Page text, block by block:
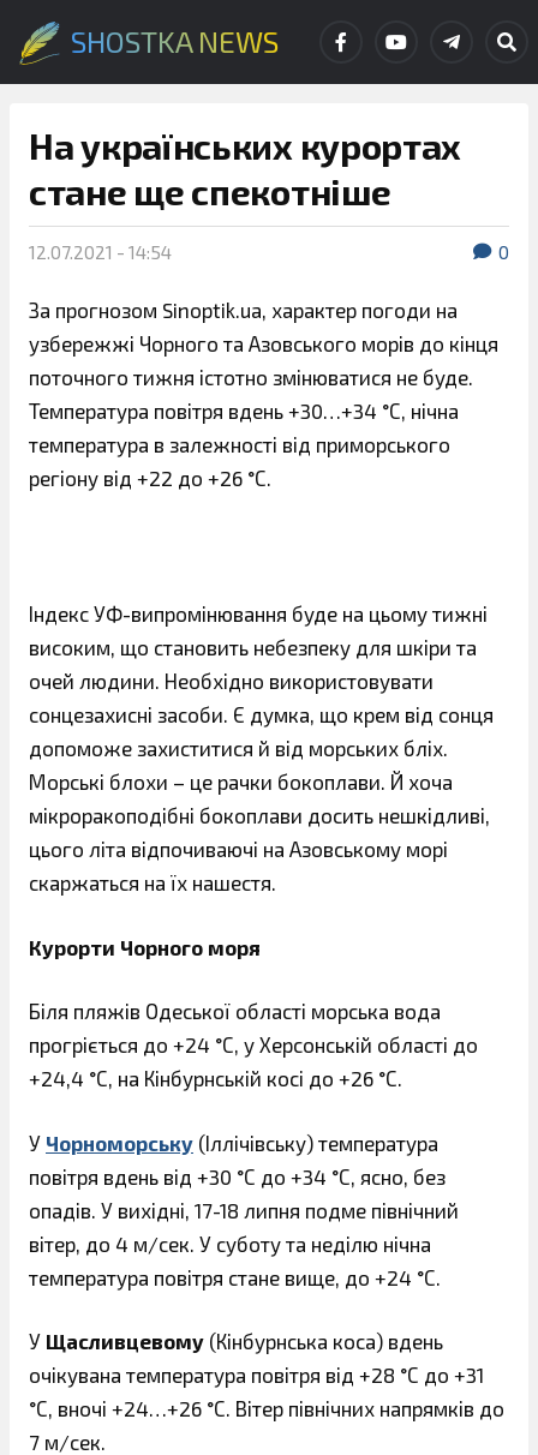
SHOSTKA NEWS
На українських курортах
стане ще спекотніше
12.07.2021 - 14:54 0
За прогнозом Sinoptik.ua, характер погоди на
узбережжі Чорного та Азовського морів до кінця
поточного тижня істотно змінюватися не буде.
Температура повітря вдень +30…+34 °С, нічна
температура в залежності від приморського
регіону від +22 до +26 °С.
Індекс УФ-випромінювання буде на цьому тижні
високим, що становить небезпеку для шкіри та
очей людини. Необхідно використовувати
сонцезахисні засоби. Є думка, що крем від сонця
допоможе захиститися й від морських бліх.
Морські блохи – це рачки бокоплави. Й хоча
мікроракоподібні бокоплави досить нешкідливі,
цього літа відпочиваючі на Азовському морі
скаржаться на їх нашестя.
Курорти Чорного моря
Біля пляжів Одеської області морська вода
прогріється до +24 °С, у Херсонській області до
+24,4 °С, на Кінбурнській косі до +26 °С.
У Чорноморську (Іллічівську) температура
повітря вдень від +30 °С до +34 °С, ясно, без
опадів. У вихідні, 17-18 липня подме північний
вітер, до 4 м/сек. У суботу та неділю нічна
температура повітря стане вище, до +24 °С.
У Щасливцевому (Кінбурнська коса) вдень ​​
очікувана температура повітря від +28 °С до +31
°С, вночі +24…+26 °С. Вітер північних напрямків до
7 м/сек.